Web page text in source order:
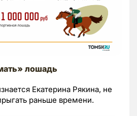
лошадь
Екатерина Рякина, не
раньше времени.